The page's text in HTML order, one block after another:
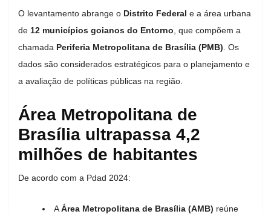
O levantamento abrange o Distrito Federal e a área urbana
de 12 municípios goianos do Entorno , que compõem a
chamada Periferia Metropolitana de Brasília (PMB) . Os
dados são considerados estratégicos para o planejamento e
a avaliação de políticas públicas na região.
Área Metropolitana de
Brasília ultrapassa 4,2
milhões de habitantes
De acordo com a Pdad 2024:
AÁrea Metropolitana de Brasília (AMB) reúne